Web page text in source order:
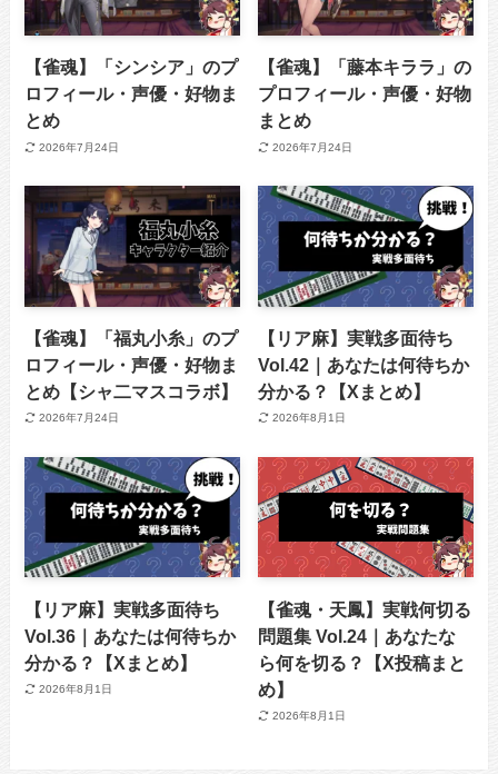
【雀魂】「シンシア」のプ
ロフィール・声優・好物ま
とめ
2026年7月24日
【雀魂】「藤本キララ」の
プロフィール・声優・好物
まとめ
2026年7月24日
【雀魂】「福丸小糸」のプ
ロフィール・声優・好物ま
とめ【シャ二マスコラボ】
2026年7月24日
【リア麻】実戦多面待ち
Vol.42｜あなたは何待ちか
分かる？【Xまとめ】
2026年8月1日
【リア麻】実戦多面待ち
Vol.36｜あなたは何待ちか
分かる？【Xまとめ】
2026年8月1日
【雀魂・天鳳】実戦何切る
問題集 Vol.24｜あなたな
ら何を切る？【X投稿まと
め】
2026年8月1日